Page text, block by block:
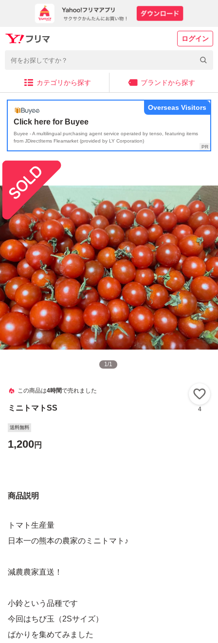
ログイン
カテゴリから探す ブランドから探す
Click here for Buyee
Buyee - A multilingual purchasing agent service operated by tenso, featuring items
from JDirectItems Fleamarket (provided by LY Corporation)
Overseas Visitors
1/1
この商品は4時間で売れました
ミニトマトSS 4
送料無料
1,200円
商品説明
トマト生産量
日本一の熊本の農家のミニトマト♪
減農農家直送！
小鈴という品種です
今回はちび玉（2Sサイズ）
ばかりを集めてみました